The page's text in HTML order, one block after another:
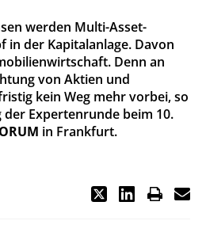
werden Multi-Asset-
in der Kapitalanlage. Davon
Denn an
von Aktien und
kein Weg mehr vorbei, so
Expertenrunde beim 10.
in Frankfurt.